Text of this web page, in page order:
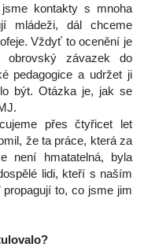
kontakty s mnoha
mládeži, dál chceme
Vždyť to ocenění je
obrovský závazek do
pedagogice a udržet ji
být. Otázka je, jak se
přes čtyřicet let
že ta práce, která za
není hmatatelná, byla
lidi, kteří s naším
to, co jsme jim